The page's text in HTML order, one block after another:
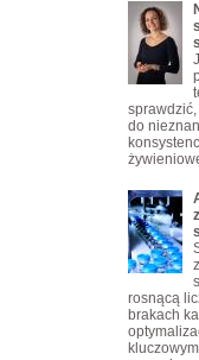
do
rosnącą
brakach